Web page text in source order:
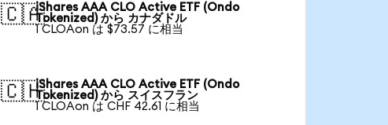
🇨🇦iShares AAA CLO Active ETF (Ondo
Tokenized) から カナダドル
1 CLOAon は $73.57 に相当
🇨🇭iShares AAA CLO Active ETF (Ondo
Tokenized) から スイスフラン
1 CLOAon は CHF 42.61 に相当